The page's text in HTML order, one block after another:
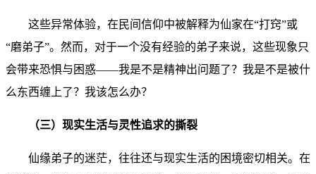
这些异常体验，在民间信仰中被解释为仙家在“打窍”或
“磨弟子”。然而，对于一个没有经验的弟子来说，这些现象只
会带来恐惧与困惑——我是不是精神出问题了？我是不是被什
么东西缠上了？我该怎么办？
（三）现实生活与灵性追求的撕裂
仙缘弟子的迷茫，往往还与现实生活的困境密切相关。在